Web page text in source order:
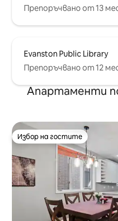
Препоръчвано от 13
Evanston Public Library
Препоръчвано от 12
Апартаменти
Избор на гостите
Избор на гостите